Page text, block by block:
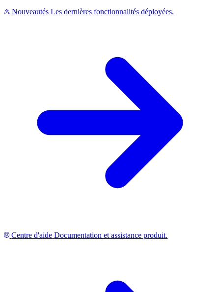
Nouveautés Les dernières fonctionnalités déployées.
Centre d'aide Documentation et assistance produit.